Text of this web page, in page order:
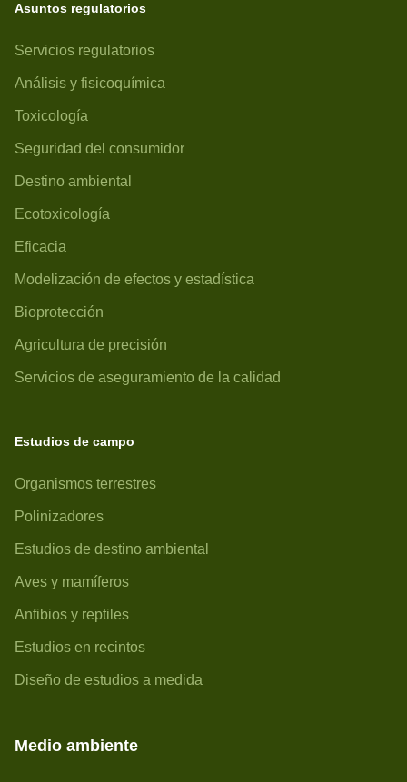
Asuntos regulatorios
Servicios regulatorios
Análisis y fisicoquímica
Toxicología
Seguridad del consumidor
Destino ambiental
Ecotoxicología
Eficacia
Modelización de efectos y estadística
Bioprotección
Agricultura de precisión
Servicios de aseguramiento de la calidad
Estudios de campo
Organismos terrestres
Polinizadores
Estudios de destino ambiental
Aves y mamíferos
Anfibios y reptiles
Estudios en recintos
Diseño de estudios a medida
Medio ambiente